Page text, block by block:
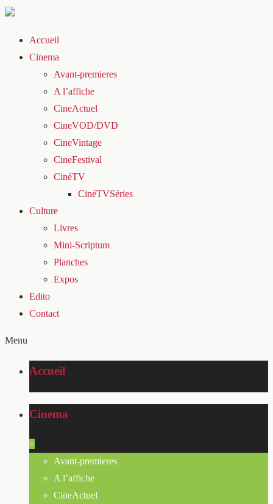
Accueil
Cinema
Avant-premieres
A l’affiche
CineActuel
CineVOD/DVD
CineVintage
CineFestival
CinéTV
CinéTVSéries
Culture
Livres
Mini-Scriptum
Planches
Expos
Edito
Contact
Menu
Accueil
Cinema
+
Avant-premieres
A l’affiche
CineActuel